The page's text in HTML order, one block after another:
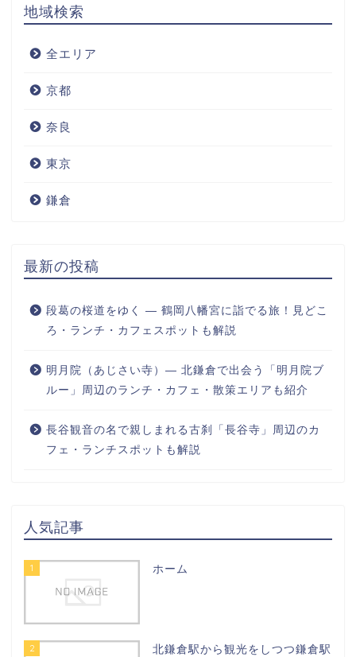
地域検索
全エリア
京都
奈良
東京
鎌倉
最新の投稿
段葛の桜道をゆく ― 鶴岡八幡宮に詣でる旅！見どこ
ろ・ランチ・カフェスポットも解説
明月院（あじさい寺）― 北鎌倉で出会う「明月院ブ
ルー」周辺のランチ・カフェ・散策エリアも紹介
長谷観音の名で親しまれる古刹「長谷寺」周辺のカ
フェ・ランチスポットも解説
人気記事
1 ホーム
2
北鎌倉駅から観光をしつつ鎌倉駅